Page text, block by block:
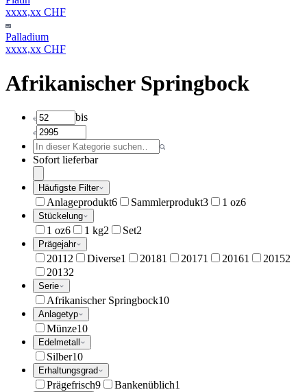
xxxx,xx CHF
Palladium
xxxx,xx CHF
Afrikanischer Springbock
bis
Sofort lieferbar
Häufigste Filter
Anlageprodukt6 Sammlerprodukt3 1 oz6
Stückelung
1 oz6 1 kg2 Set2
Prägejahr
2011 2 Diverse1 20181 20171 20161 20152
20132
Serie
Afrikanischer Springbock10
Anlagetyp
Münze10
Edelmetall
Silber10
Erhaltungsgrad
Prägefrisch9 Bankenüblich1